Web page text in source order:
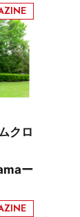
クロ
ー